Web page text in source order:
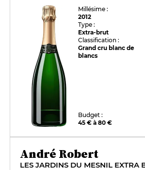
Millésime :
2012
Type :
Extra-brut
Classification :
Grand cru blanc de
blancs
Budget :
45 € à 80 €
André Robert